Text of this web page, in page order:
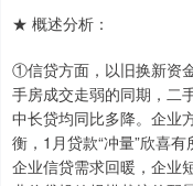
★ 概述分析：
①信贷方面，以旧换新资
手房成交走弱的同期，二
中长贷均同比多降。企业
衡，1月贷款“冲量”欣喜
企业信贷需求回暖，企业